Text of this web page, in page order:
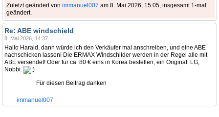
Zuletzt geändert von immanuel007 am 8. Mai 2026, 15:05, insgesamt 1-mal
geändert.
Re: ABE windschield
8. Mai 2026, 14:37
Hallo Harald, dann würde ich den Verkäufer mal anschreiben, und eine ABE
nachschicken lassen! Die ERMAX Windschilder werden in der Regel alle mit
ABE versendet! Oder für ca. 80 € eins in Korea bestellen, ein Original. LG,
Nobbi.
Für diesen Beitrag danken
immanuel007